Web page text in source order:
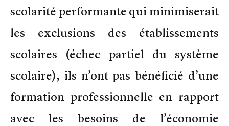
scolarité performante qui minimiserait
les exclusions des établissements
scolaires (échec partiel du système
scolaire), ils n’ont pas bénéficié d’une
formation professionnelle en rapport
avec les besoins de l’économie